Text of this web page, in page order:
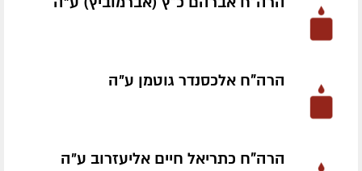
הרה"ח אלכסנדר גוטמן ע״ה
הרה"ח כתריאל חיים אליעזרוב ע״ה